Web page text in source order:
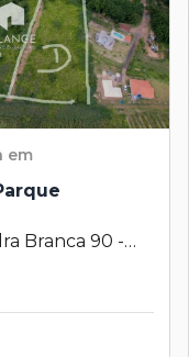
em
Branca 90 -
Centenário